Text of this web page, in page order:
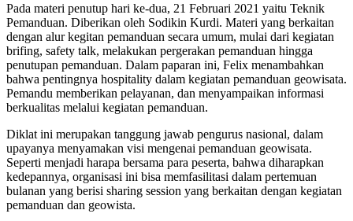
Pada materi penutup hari ke-dua, 21 Februari 2021 yaitu Teknik
Pemanduan. Diberikan oleh Sodikin Kurdi. Materi yang berkaitan
dengan alur kegitan pemanduan secara umum, mulai dari kegiatan
brifing, safety talk, melakukan pergerakan pemanduan hingga
penutupan pemanduan. Dalam paparan ini, Felix menambahkan
bahwa pentingnya hospitality dalam kegiatan pemanduan geowisata.
Pemandu memberikan pelayanan, dan menyampaikan informasi
berkualitas melalui kegiatan pemanduan.
Diklat ini merupakan tanggung jawab pengurus nasional, dalam
upayanya menyamakan visi mengenai pemanduan geowisata.
Seperti menjadi harapa bersama para peserta, bahwa diharapkan
kedepannya, organisasi ini bisa memfasilitasi dalam pertemuan
bulanan yang berisi sharing session yang berkaitan dengan kegiatan
pemanduan dan geowista.